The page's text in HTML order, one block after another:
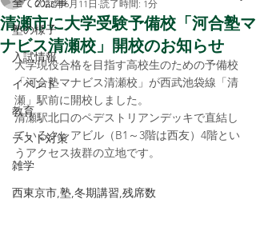
塾の様子
入試情報
イベント
教育
テスト対策
雑学
西東京市,塾,冬期講習,残席数
清瀬市に大学受験予備校「河合塾マ
ナビス清瀬校」開校のお知らせ
2023年6月11日 読了時間: 1分
大学現役合格を目指す高校生のための予備校
「河合塾マナビス清瀬校」が西武池袋線「清
瀬」駅前に開校しました。
清瀬駅北口のペデストリアンデッキで直結し
ているクレアビル（B1～3階は西友）4階とい
うアクセス抜群の立地です。